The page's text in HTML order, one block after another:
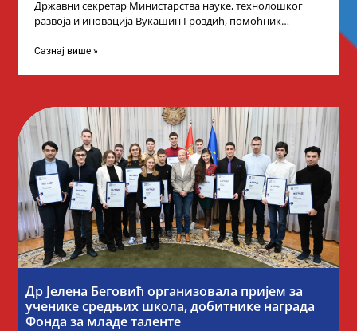
Државни секретар Министарства науке, технолошког
развоја и иновација Вукашин Гроздић, помоћник
промоцију
Сазнај више »
Др Јелена Беговић организовала пријем за
ученике средњих школа, добитнике награда
Фонда за младе таленте